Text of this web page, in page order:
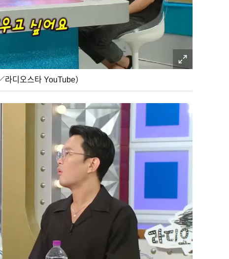
디오스타 YouTube）